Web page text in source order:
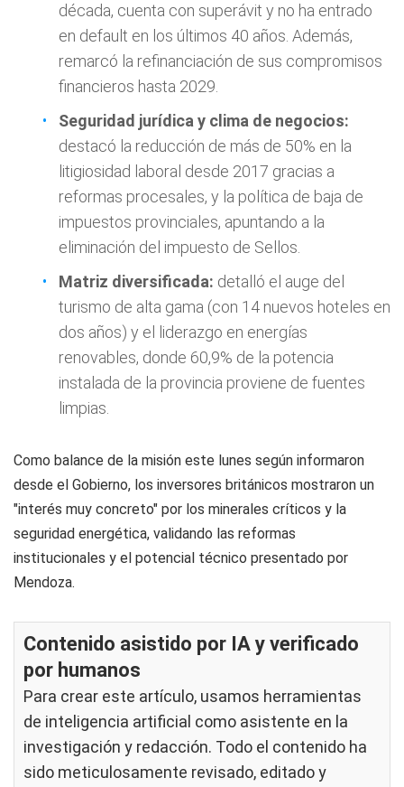
década, cuenta con superávit y no ha entrado
en default en los últimos 40 años. Además,
remarcó la refinanciación de sus compromisos
financieros hasta 2029.
Seguridad jurídica y clima de negocios:
destacó la reducción de más de 50% en la
litigiosidad laboral desde 2017 gracias a
reformas procesales, y la política de baja de
impuestos provinciales, apuntando a la
eliminación del impuesto de Sellos.
Matriz diversificada: detalló el auge del
turismo de alta gama (con 14 nuevos hoteles en
dos años) y el liderazgo en energías
renovables, donde 60,9% de la potencia
instalada de la provincia proviene de fuentes
limpias.
Como balance de la misión este lunes según informaron
desde el Gobierno, los inversores británicos mostraron un
"interés muy concreto" por los minerales críticos y la
seguridad energética, validando las reformas
institucionales y el potencial técnico presentado por
Mendoza.
Contenido asistido por IA y verificado
por humanos
Para crear este artículo, usamos herramientas
de inteligencia artificial como asistente en la
investigación y redacción. Todo el contenido ha
sido meticulosamente revisado, editado y